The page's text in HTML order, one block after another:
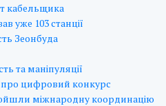
кабельщика
уже 103 станції
Зеонбуда
та маніпуляції
про цифровий конкурс
міжнародну координацію